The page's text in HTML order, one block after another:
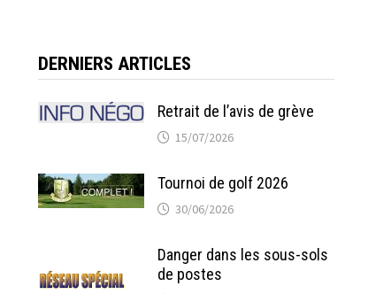
DERNIERS ARTICLES
Retrait de l’avis de grève
15/07/2026
Tournoi de golf 2026
30/06/2026
Danger dans les sous-sols
de postes